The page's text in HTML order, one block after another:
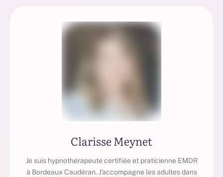
Clarisse Meynet
Je suis hypnothérapeute certifiée et praticienne EMDR
à Bordeaux Caudéran. J’accompagne les adultes dans